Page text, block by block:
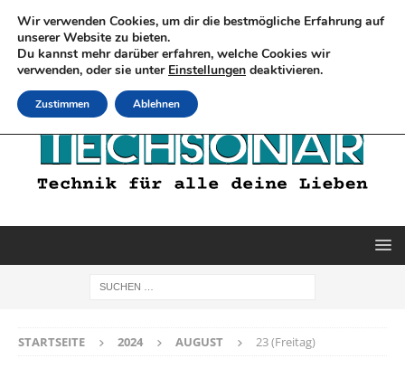
STARTSEITE 2024 AUGUST 23 (Freitag)
Wir verwenden Cookies, um dir die bestmögliche Erfahrung auf
unserer Website zu bieten.
Du kannst mehr darüber erfahren, welche Cookies wir
verwenden, oder sie unter Einstellungen deaktivieren.
Zustimmen Ablehnen